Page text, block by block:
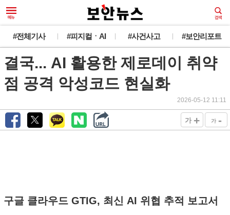
#전체기사 #피지컬ㆍAI #사건사고 #보안리포트
결국... AI 활용한 제로데이 취약
점 공격 악성코드 현실화
2026-05-12 11:11
가 + 가 -
구글 클라우드 GTIG, 최신 AI 위협 추적 보고서